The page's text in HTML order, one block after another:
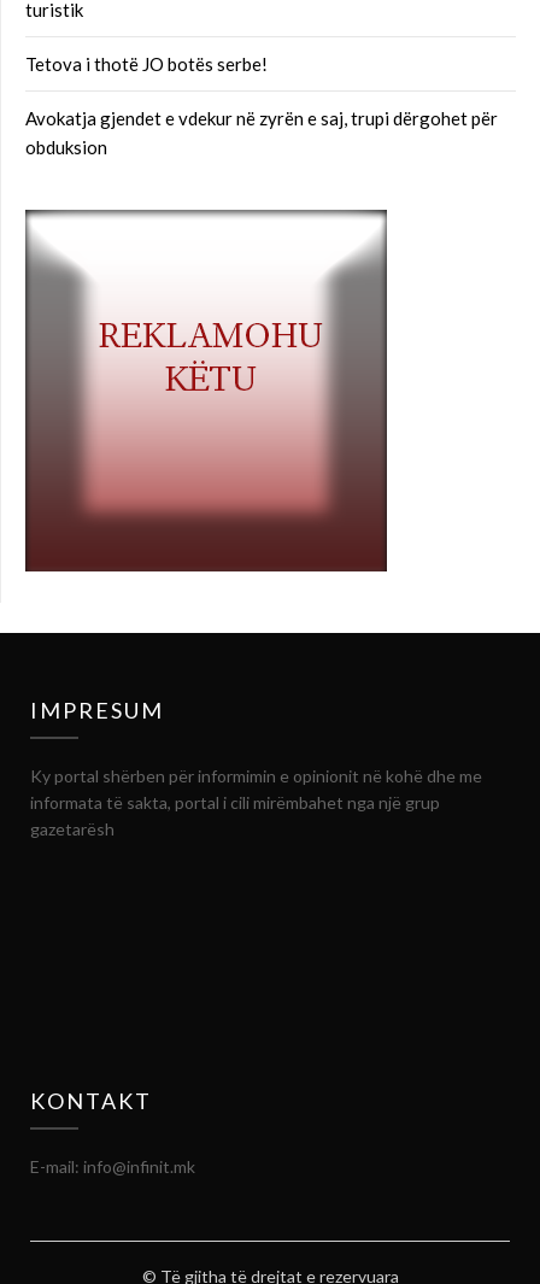
turistik
Tetova i thotë JO botës serbe!
Avokatja gjendet e vdekur në zyrën e saj, trupi dërgohet për
obduksion
IMPRESUM
Ky portal shërben për informimin e opinionit në kohë dhe me
informata të sakta, portal i cili mirëmbahet nga një grup
gazetarësh
KONTAKT
E-mail: info@infinit.mk
© Të gjitha të drejtat e rezervuara